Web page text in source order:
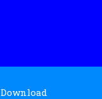
Download